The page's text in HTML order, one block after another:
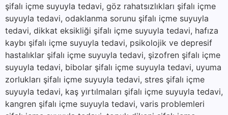
şifalı içme suyuyla tedavi, göz rahatsızlıkları şifalı içme
suyuyla tedavi, odaklanma sorunu şifalı içme suyuyla
tedavi, dikkat eksikliği şifalı içme suyuyla tedavi, hafıza
kaybı şifalı içme suyuyla tedavi, psikolojik ve depresif
hastalıklar şifalı içme suyuyla tedavi, şizofren şifalı içme
suyuyla tedavi, bibolar şifalı içme suyuyla tedavi, uyuma
zorlukları şifalı içme suyuyla tedavi, stres şifalı içme
suyuyla tedavi, kaş yırtılmaları şifalı içme suyuyla tedavi,
kangren şifalı içme suyuyla tedavi, varis problemleri